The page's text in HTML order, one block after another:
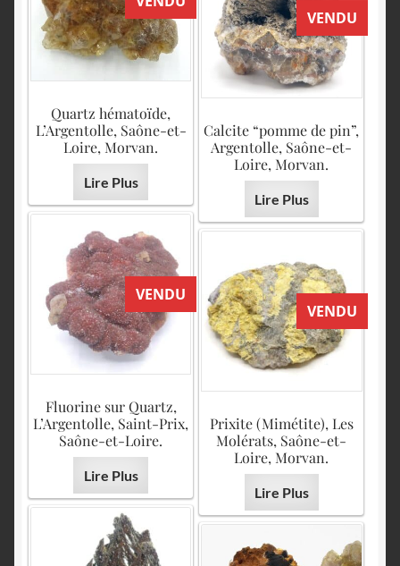
Quartz hématoïde,
L’Argentolle, Saône-et-
Loire, Morvan.
Lire Plus
VENDU
Calcite “pomme de pin”,
Argentolle, Saône-et-
Loire, Morvan.
Lire Plus
VENDU
Fluorine sur Quartz,
L’Argentolle, Saint-Prix,
Saône-et-Loire.
Lire Plus
VENDU
Prixite (Mimétite), Les
Molérats, Saône-et-
Loire, Morvan.
Lire Plus